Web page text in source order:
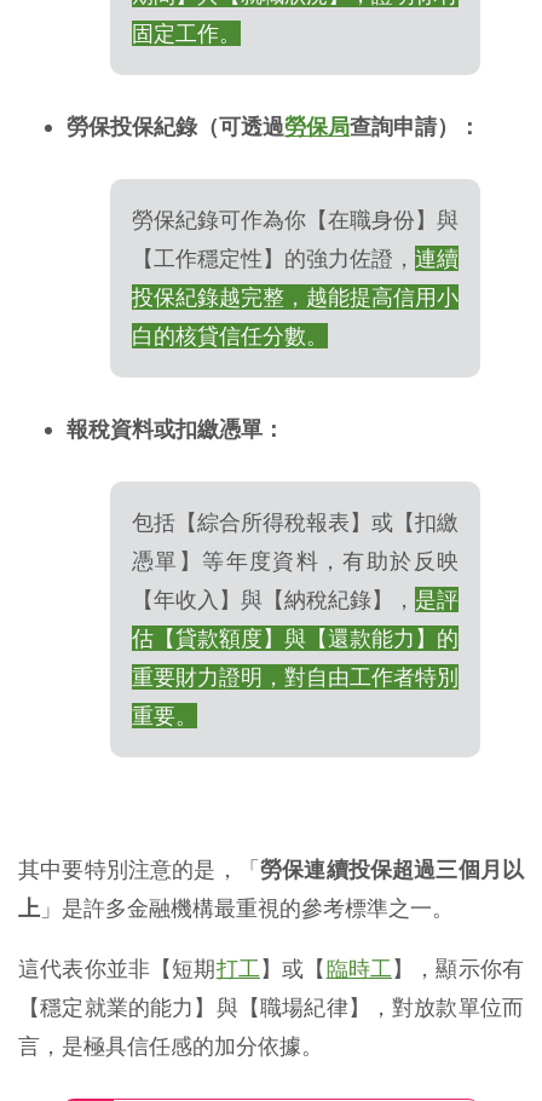
固定工作。
勞保投保紀錄（可透過勞保局查詢申請）：
勞保紀錄可作為你【在職身份】與
【工作穩定性】的強力佐證， 連續
投保紀錄越完整，越能提高信用小
白的核貸信任分數。
報稅資料或扣繳憑單：
包括【綜合所得稅報表】或【扣繳
憑單】等年度資料，有助於反映
【年收入】與【納稅紀錄】， 是評
估【貸款額度】與【還款能力】的
重要財力證明，對自由工作者特別
重要。
其中要特別注意的是，「 勞保連續投保超過三個月以
上 」是許多金融機構最重視的參考標準之一。
這代表你並非【短期打工 】或【臨時工 】，顯示你有
【穩定就業的能力】與【職場紀律】，對放款單位而
言，是極具信任感的加分依據。